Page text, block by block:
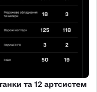
та 12 артсистем